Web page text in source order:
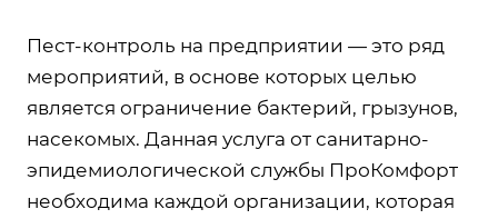
Пест-контроль на предприятии — это ряд
мероприятий, в основе которых целью
является ограничение бактерий, грызунов,
насекомых. Данная услуга от санитарно-
эпидемиологической службы ПроКомфорт
необходима каждой организации, которая